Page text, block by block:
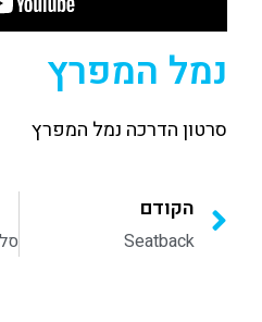
נמל המפרץ
סרטון הדרכה נמל המפרץ
הקודם
Seatback